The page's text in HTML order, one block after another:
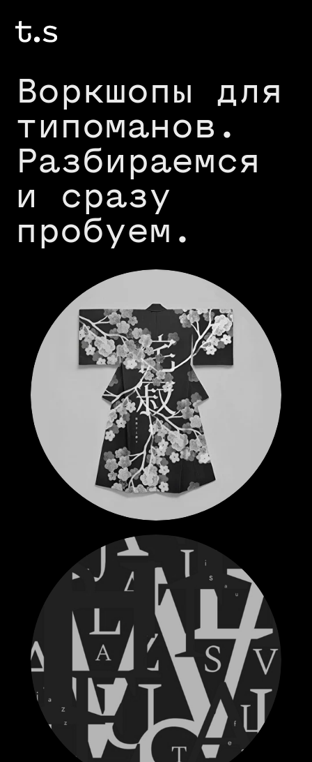
типоманов.
Разбираемся
и сразу
пробуем.